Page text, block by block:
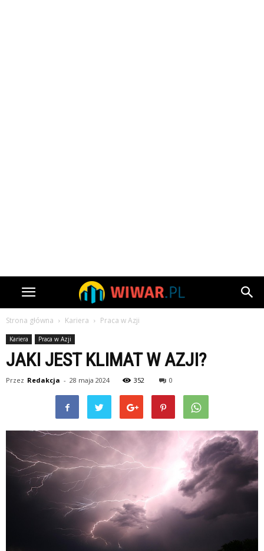
Strona główna Kariera Praca w Azji
Kariera Praca w Azji
JAKI JEST KLIMAT W AZJI?
Przez Redakcja - 28 maja 2024 352 0